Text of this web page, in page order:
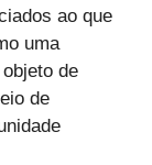
ao que
uma
de
de